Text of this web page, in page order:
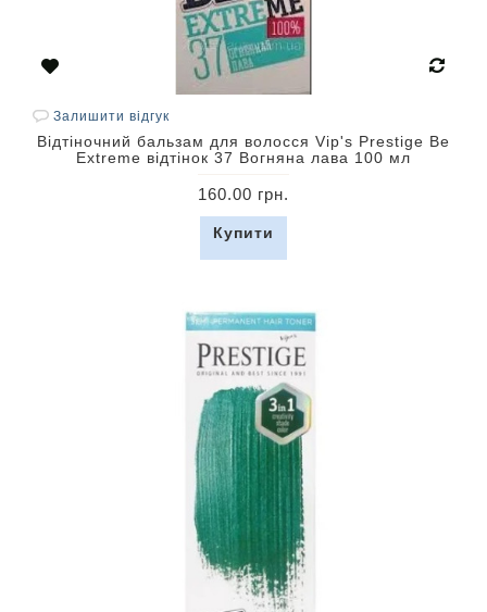
Залишити відгук
Відтіночний бальзам для волосся Vip's Prestige Be
Extreme відтінок 37 Вогняна лава 100 мл
160.00 грн.
Купити